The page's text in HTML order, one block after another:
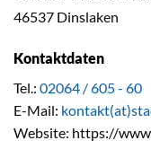
46537 Dinslaken
Kontaktdaten
Tel.: 02064 / 605 - 60
E-Mail:
Website: https://